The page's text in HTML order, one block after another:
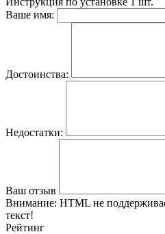
Ваше имя:
Достоинства:
Недостатки:
Ваш отзыв
Внимание: HTML не
текст!
Рейтинг